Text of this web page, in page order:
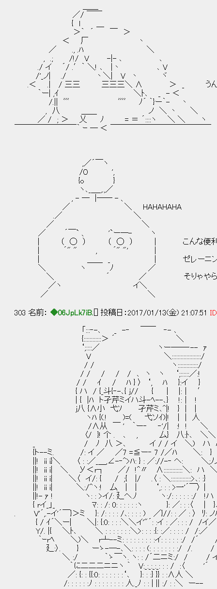
／/ ￣￣
{ l ＿
＞｀ ´ ￣ ＞
＜ 厂 丶
／ ., .ﾊ ＼
, .; /!/ V -|- ､ ､
./ イ ´/ .′｀ ＼! ､ |丶 ､ V
/'_ノ| ./ 丶＼| V 丶 ヾ
.＜ .| / 三三 三三三＼ ∧ ＞ _ うんうん、再
｀ー| ,ｲ ＼ﾄ､ _ - ＜
/.|| ﾞﾞﾞ ﾞﾞﾞﾞ ﾉ´ ｀}ー｀- 丶
, 八 ＿＿ ノ ＼ 丶 ＼
／ / ; ＞ 乂 ﾉ = ＝ ´::::ヽ ＼ ＼ ヽ
￣￣￣￣￣￣￣￣｀ ｰ ― ＜ ￣￣￣￣￣￣￣￣￣￣￣￣￣
,／´￣ヽ
/０ ',
{o }
ヽ､_＿_,.,／
, - ― |―― - 、
／ ＼ HAHAHAHA
.／ ＼
／ ＼
／ ´￣` 、 '`ー―- ヽ
| （ ◯ ） （ ◯ ） | こんな便利なものを
| ´" " , ´" "' |
| ＿＿ _ | ゼレーニンも馬鹿
＼ ヽ ﾉ ／
＼ ´ ／ そりゃやらない夫に負
／ヽ イ＼
／ ＼
303 名前： ◆06JpLk7iB. [] 投稿日：2017/01/13(金) 21:07:51
「:::‐-､ _ -‐ ￣￣ ‐- ､
{::::::::::::＞ ´ ＼
‘;::::／ ヽー──‐-- ｧ
V ＼::::::::::::::::::::/
/ / ヽ::::::::::::::/
/ / / / / ､ ヽ ヽ ‘;::::::／:!
/ / ｲ / ﾊ } 〉 ‘, ﾊ }:イ }
{ ハ / {_斗{‐-､{ j// { | |:｜ ′
| { |ﾊ ト孑芹ミイハ斗-ﾍ--､} !:｜ !
j八 {∧小 弋ｿ 孑芹ミ､^|! } | |
ヽﾊ {(.! )=( 弋ソｲ)|! ｜ | 人 あら、盟主
/∧从 ￣ ' ｀ー‐ ‐'/| :! ! ＼
〈/ }! 个 . ､ , 厶} 八:ﾄ､ ＼＼
_ / ﾉ 八 ＞､ イ / / イ ＼) ハ
{ト--ミ. /: イ ／ ／7 =≦ー‐ 7 /／ﾊ ＼: }
||! ii i}＼ 〈 : :／_＿,∠-‐^>ﾊ: } : ／://-‐ ヘ: ＼;ﾉ
||! ii i| ＼ У＜r┐ ／/ !^〃 ∧:::::::::::::＼: ハ
||! ii i| ＼〈 イ/: { / ;{ |/ .〈 : ＼::::::::::::::>､: :}
||! ii i| ＼:/^ヽ:! 厶 | | ‘,: : : >一'´￣〉
||!- ｧ ! ヽ: : >イ/: 廴ヘ.ﾉ ヽ:/: : : : : :/ !
{ rイ_」_ ﾏ: : /: 0: : : : : :ヽ }: ／: : :〈
. V'´,.-イ'´￣}＞ミ }: /: : : : /､: : : : ) ／}//: : ／ : 〉 ﾘ
{ / ｲ´＼ー| ＼|: {:0: : : :＼＼イ'"´: :イ : ／: : : / /
Y/. |{ ＼ﾄ､ ＼ : : : : : : :＼>: : : :{: :／: : : : / /:
｀ｰrﾍ ＼)＼ r┴--ミ: : : : : : : : :イ: : : : : :/ /
廴:〉. } ーゝ-─-､＼: : : : (: : : : : : : :/ /. /
＼ :/ ｀ゝ￣ヽ. ヽ: : /´二ニミ:/ / /
｀に二二二ニニヽ ｀ V:_:_:_:_: : : / :〈 '´
／: {: : {{:0: : : : : : :‘､ }: : :} }} : :∧人 ＼
/: : : : : :ﾉ : : : : : : : : 人._ﾉ : : | || :/ : :＼ ー--